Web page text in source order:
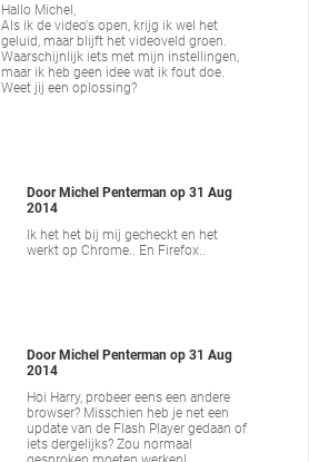
Hallo Michel,
Als ik de video's open, krijg ik wel het
geluid, maar blijft het videoveld groen.
Waarschijnlijk iets met mijn instellingen,
maar ik heb geen idee wat ik fout doe.
Weet jij een oplossing?
DoorMichel Penterman op 31 Aug
2014
Ik het het bij mij gecheckt en het
werkt op Chrome.. En Firefox..
DoorMichel Penterman op 31 Aug
2014
Hoi Harry, probeer eens een andere
browser? Misschien heb je net een
update van de Flash Player gedaan of
iets dergelijks? Zou normaal